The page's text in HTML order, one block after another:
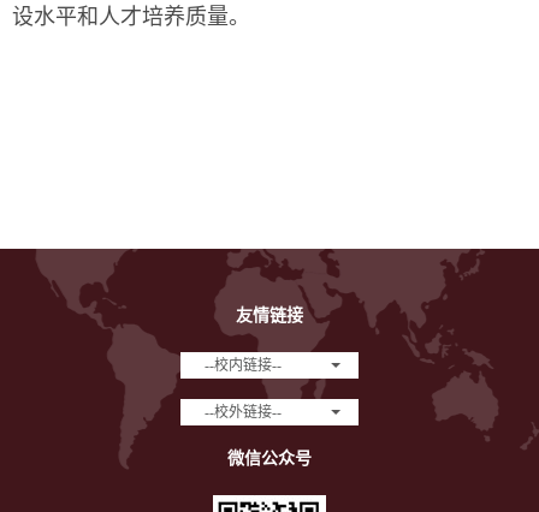
设水平和人才培养质量。
友情链接
--校内链接--
--校外链接--
微信公众号